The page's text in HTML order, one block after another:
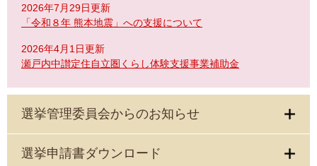
2026年7月29日更新
「令和８年 熊本地震」への支援について
2026年4月1日更新
瀬戸内中讃定住自立圏くらし体験支援事業補助金
選挙管理委員会からのお知らせ
選挙申請書ダウンロード